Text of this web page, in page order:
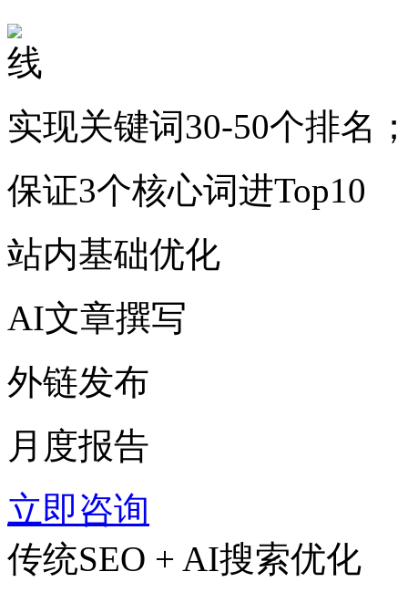
实现关键词30-50个排名
保证3个核心词进Top10
站内基础优化
AI文章撰写
外链发布
月度报告
立即咨询
传统SEO + AI搜索优化